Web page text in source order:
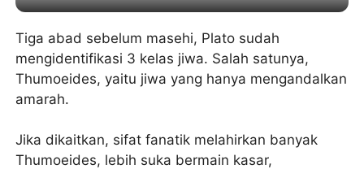
Tiga abad sebelum masehi, Plato sudah
mengidentifikasi 3 kelas jiwa. Salah satunya,
Thumoeides, yaitu jiwa yang hanya mengandalkan
amarah.
Jika dikaitkan, sifat fanatik melahirkan banyak
Thumoeides, lebih suka bermain kasar,